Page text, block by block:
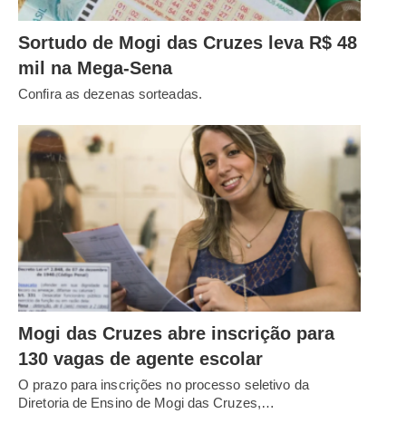
Sortudo de Mogi das Cruzes leva R$ 48
mil na Mega-Sena
Confira as dezenas sorteadas.
Mogi das Cruzes abre inscrição para
130 vagas de agente escolar
O prazo para inscrições no processo seletivo da
Diretoria de Ensino de Mogi das Cruzes,…